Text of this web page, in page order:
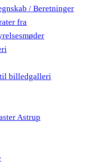
/ Beretninger
fra
billedgalleri
Astrup